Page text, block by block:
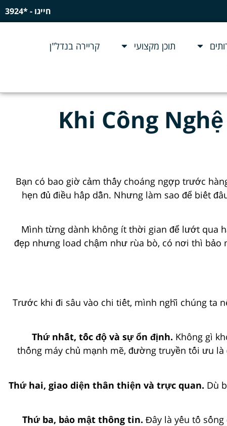
חייגו - *3924
תוכן מקצועי
קריירה בנדל"ן
Khi Công
Bạn có bao giờ cảm thấy choáng ngợp trước
hẹn đủ điều hấp dẫn. Nhưng làm sao để biết
Mình từng dành không ít thời gian để lướt qua
đẹp nhưng load chậm như rùa bò, có nơi thì bảo
Trước khi đi sâu vào chi tiết, mình nghĩ chúng ta
Thứ nhất, tốc độ và sự ổn định. Không gì
thống máy chủ mạnh mẽ, đường truyền tối ưu
Thứ hai, giao diện thân thiện và trực quan. Dù
Thứ ba, bảo mật thông tin. Đây là yếu tố